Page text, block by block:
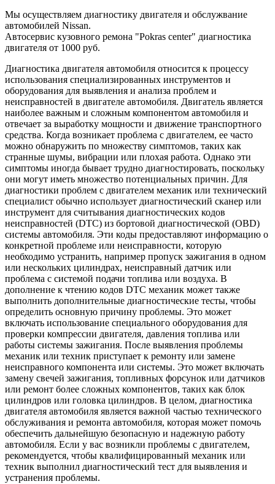
Мы осуществляем диагностику двигателя и обслужвание
автомобилей Nissan.
Автосервис кузовного ремона "Pokras center" диагностика
двигателя от 1000 руб.
Диагностика двигателя автомобиля относится к процессу
использования специализированных инструментов и
оборудования для выявления и анализа проблем и
неисправностей в двигателе автомобиля. Двигатель является
наиболее важным и сложным компонентом автомобиля и
отвечает за выработку мощности и движение транспортного
средства. Когда возникает проблема с двигателем, ее часто
можно обнаружить по множеству симптомов, таких как
странные шумы, вибрации или плохая работа. Однако эти
симптомы иногда бывает трудно диагностировать, поскольку
они могут иметь множество потенциальных причин. Для
диагностики проблем с двигателем механик или технический
специалист обычно использует диагностический сканер или
инструмент для считывания диагностических кодов
неисправностей (DTC) из бортовой диагностической (OBD)
системы автомобиля. Эти коды предоставляют информацию о
конкретной проблеме или неисправности, которую
необходимо устранить, например пропуск зажигания в одном
или нескольких цилиндрах, неисправный датчик или
проблема с системой подачи топлива или воздуха. В
дополнение к чтению кодов DTC механик может также
выполнить дополнительные диагностические тесты, чтобы
определить основную причину проблемы. Это может
включать использование специального оборудования для
проверки компрессии двигателя, давления топлива или
работы системы зажигания. После выявления проблемы
механик или техник приступает к ремонту или замене
неисправного компонента или системы. Это может включать
замену свечей зажигания, топливных форсунок или датчиков
или ремонт более сложных компонентов, таких как блок
цилиндров или головка цилиндров. В целом, диагностика
двигателя автомобиля является важной частью технического
обслуживания и ремонта автомобиля, которая может помочь
обеспечить дальнейшую безопасную и надежную работу
автомобиля. Если у вас возникли проблемы с двигателем,
рекомендуется, чтобы квалифицированный механик или
техник выполнил диагностический тест для выявления и
устранения проблемы.